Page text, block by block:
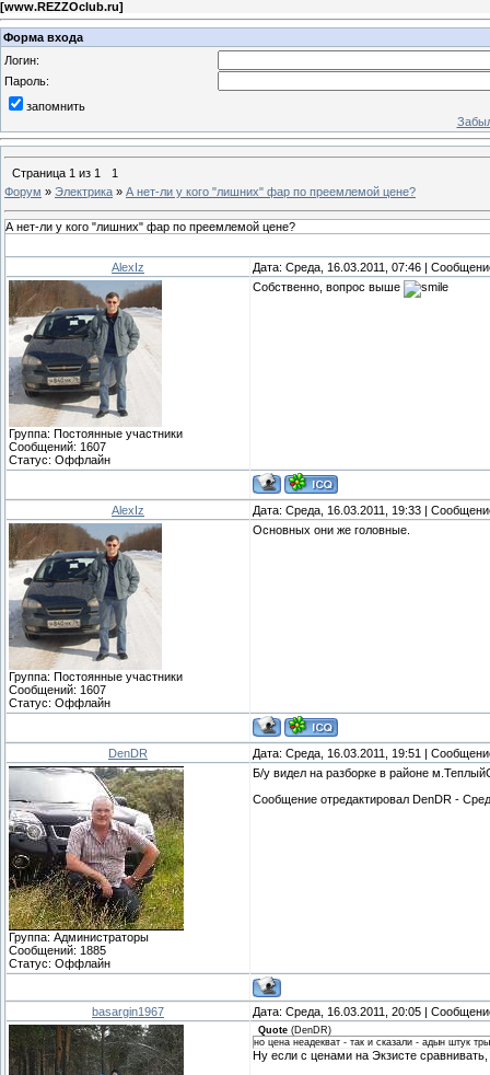
[www.REZZOclub.ru]
Форма входа
Логин:
Пароль:
запомнить
Страница 1 из 1
1
Форум » Электрика » А нет-ли у кого "лишних" фар по преемлемой цене?
А нет-ли у кого "лишних" фар по преемлемой цене?
AlexIz Дата: Среда, 16.03.2011, 07:46 |
Группа: Постоянные участники
Сообщений: 1607
Статус: Оффлайн
Собственно, вопрос выше
AlexIz Дата: Среда, 16.03.2011, 19:33 |
Группа: Постоянные участники
Сообщений: 1607
Статус: Оффлайн
Основных они же головные.
DenDR Дата: Среда, 16.03.2011, 19:51 |
Группа: Администраторы
Сообщений: 1885
Статус: Оффлайн
Б/у видел на разборке в районе
Сообщение отредактировал DenDR -
basargin1967 Дата: Среда, 16.03.2011, 20:05 |
Quote (DenDR)
но цена неадекват - так и сказали - адын штук
Ну если с ценами на Экзисте